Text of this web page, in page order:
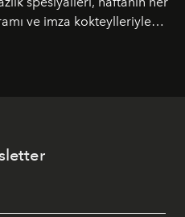
ve imza kokteylleriyle